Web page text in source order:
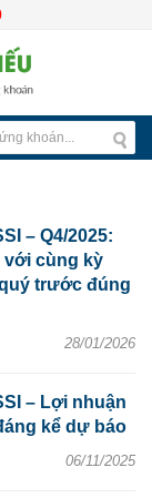
– Q4/2025:
với cùng kỳ
trước đúng
28/01/2026
– Lợi nhuận
kể dự báo
06/11/2025